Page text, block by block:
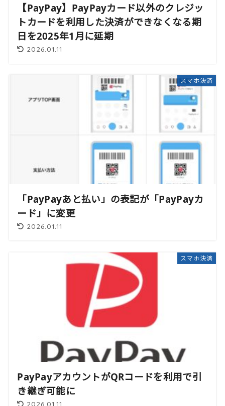
【PayPay】PayPayカード以外のクレジッ
トカードを利用した決済ができなくなる期
日を2025年1月に延期
2026.01.11
スマホ決済
「PayPayあと払い」の表記が「PayPayカ
ード」に変更
2026.01.11
スマホ決済
PayPayアカウントがQRコードを利用で引
き継ぎ可能に
2026.01.11